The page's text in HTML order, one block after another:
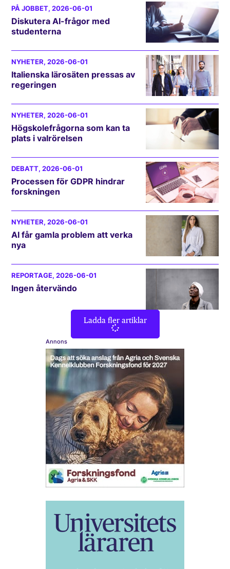
PÅ JOBBET, 2026-06-01
Diskutera AI-frågor med
studenterna
NYHETER, 2026-06-01
Italienska lärosäten pressas av
regeringen
NYHETER, 2026-06-01
Högskolefrågorna som kan ta
plats i valrörelsen
DEBATT, 2026-06-01
Processen för GDPR hindrar
forskningen
NYHETER, 2026-06-01
AI får gamla problem att verka
nya
REPORTAGE, 2026-06-01
Ingen återvändo
Ladda fler artiklar
Annons